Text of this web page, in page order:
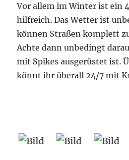
Vor allem im Winter ist ein
hilfreich. Das Wetter ist
können Straßen komplett
Achte dann unbedingt
mit Spikes ausgerüstet ist.
könnt ihr überall 24/7 mit